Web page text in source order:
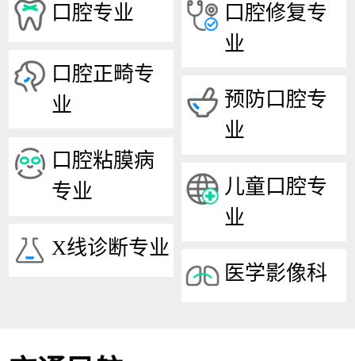
口腔专业
口腔修复专
业
口腔正畸专
业
预防口腔专
业
口腔粘膜病
专业
儿童口腔专
业
X线诊断专业
医学影像科